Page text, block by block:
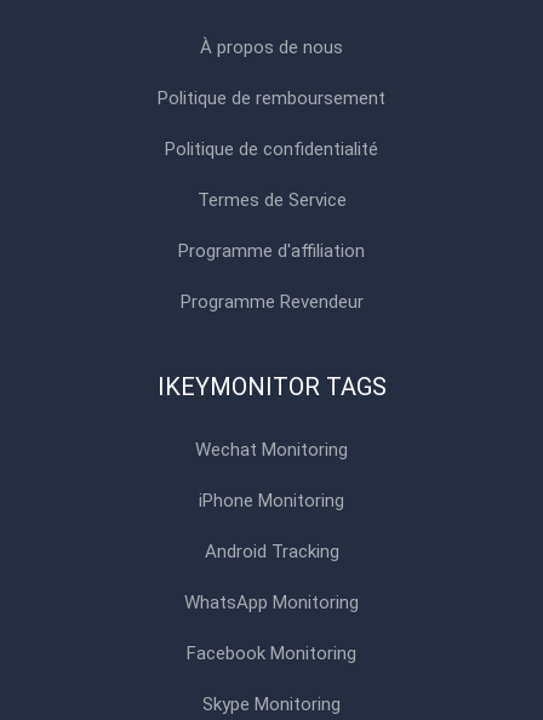
À propos de nous
Politique de remboursement
Politique de confidentialité
Termes de Service
Programme d'affiliation
Programme Revendeur
IKEYMONITOR TAGS
Wechat Monitoring
iPhone Monitoring
Android Tracking
WhatsApp Monitoring
Facebook Monitoring
Skype Monitoring